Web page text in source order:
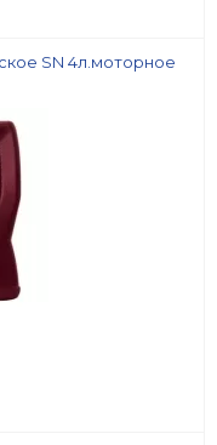
SN 4л.моторное